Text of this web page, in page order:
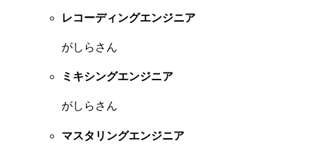
レコーディングエンジニア
がしらさん
ミキシングエンジニア
がしらさん
マスタリングエンジニア